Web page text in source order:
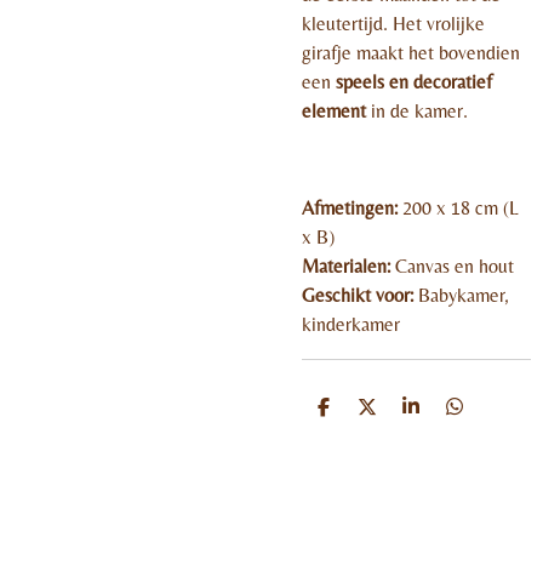
kleutertijd. Het vrolijke
girafje maakt het bovendien
een speels en decoratief
elementin de kamer.
Afmetingen:200 x 18 cm (L
x B)
Materialen:Canvas en hout
Geschikt voor:Babykamer,
kinderkamer
D
D
S
D